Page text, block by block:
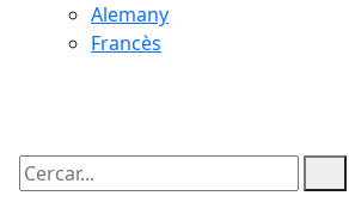
Alemany
Francès
Cercar: